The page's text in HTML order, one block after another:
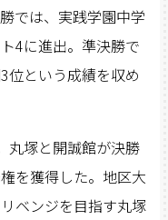
では、実践学園中学
4に進出。準決勝で
位という成績を収め
丸塚と開誠館が決勝
を獲得した。地区大
ベンジを目指す丸塚